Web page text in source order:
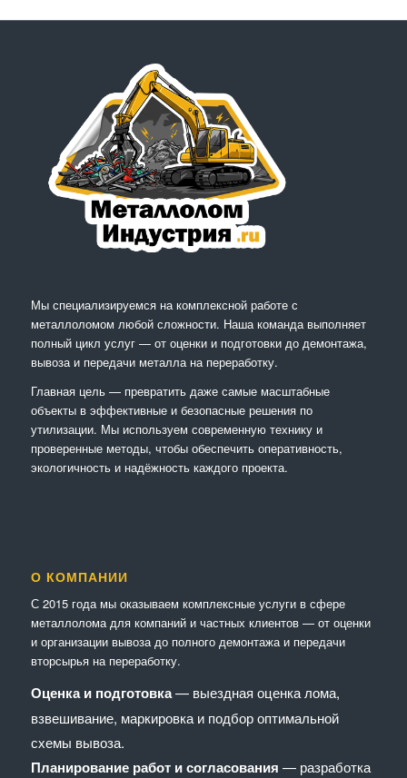
Мы специализируемся на комплексной работе с
металлоломом любой сложности. Наша команда выполняет
полный цикл услуг — от оценки и подготовки до демонтажа,
вывоза и передачи металла на переработку.
Главная цель — превратить даже самые масштабные
объекты в эффективные и безопасные решения по
утилизации. Мы используем современную технику и
проверенные методы, чтобы обеспечить оперативность,
экологичность и надёжность каждого проекта.
О КОМПАНИИ
С 2015 года мы оказываем комплексные услуги в сфере
металлолома для компаний и частных клиентов — от оценки
и организации вывоза до полного демонтажа и передачи
вторсырья на переработку.
Оценка и подготовка— выездная оценка лома,
взвешивание, маркировка и подбор оптимальной
схемы вывоза.
Планирование работ и согласования — разработка